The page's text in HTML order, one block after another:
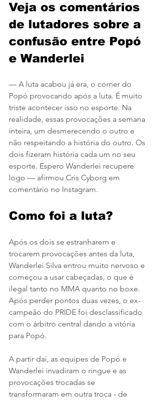
Veja os comentários
de lutadores sobre a
confusão entre Popó
e Wanderlei
— A luta acabou já era, o corner do
Popó provocando após a luta. É muito
triste acontecer isso no esporte. Na
realidade, essas provocações a semana
inteira, um desmerecendo o outro e
não respeitando a história do outro. Os
dois fizeram história cada um no seu
esporte. Espero Wanderlei recupere
logo — afirmou Cris Cyborg em
comentário no Instagram.
Como foi a luta?
Após os dois se estranharem e
trocarem provocações antes da luta,
Wanderlei Silva entrou muito nervoso e
começou a usar cabeçadas, o que é
ilegal tanto no MMA quanto no boxe.
Após perder pontos duas vezes, o ex-
campeão do PRIDE foi desclassificado
com o árbitro central dando a vitória
para Popó.
A partir daí, as equipes de Popó e
Wanderlei invadiram o ringue e as
provocações trocadas se
transformaram em outra troca - de